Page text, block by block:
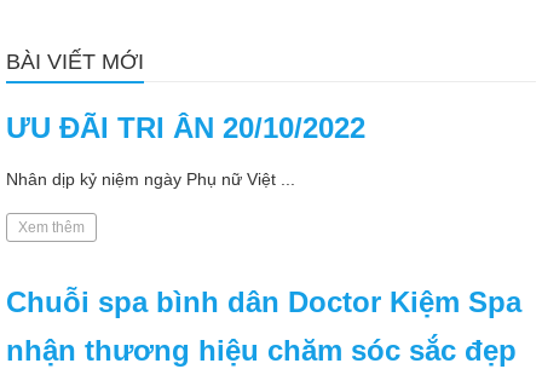
BÀI VIẾT MỚI
ƯU ĐÃI TRI ÂN 20/10/2022
Nhân dịp kỷ niệm ngày Phụ nữ Việt ...
Xem thêm
Chuỗi spa bình dân Doctor Kiệm Spa
nhận thương hiệu chăm sóc sắc đẹp